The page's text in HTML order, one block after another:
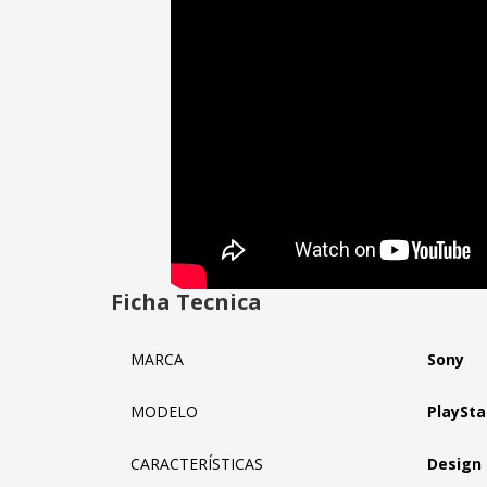
Ficha Tecnica
MARCA Sony
MODELO
CARACTERÍSTICAS Design